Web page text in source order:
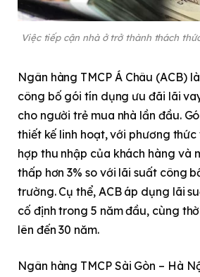
Việc tiếp cận nhà ở trở thành thách
Ngân hàng TMCP Á Châu (ACB)
công bố gói tín dụng ưu đãi lãi
cho người trẻ mua nhà lần đầu.
thiết kế linh hoạt, với phương
hợp thu nhập của khách hàng và
thấp hơn 3% so với lãi suất công
trường. Cụ thể, ACB áp dụng lãi
cố định trong 5 năm đầu, cùng
lên đến 30 năm.
Ngân hàng TMCP Sài Gòn – Hà